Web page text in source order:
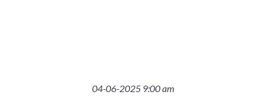
04-06-2025 9:00 am